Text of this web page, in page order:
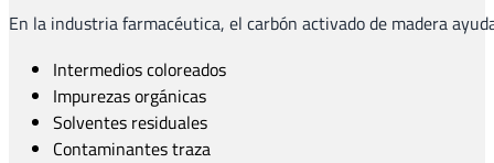
En la industria farmacéutica, el carbón activado de madera
Intermedios coloreados
Impurezas orgánicas
Solventes residuales
Contaminantes traza